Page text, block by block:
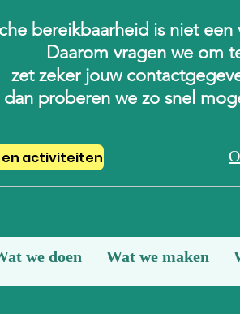
bereikbaarheid is niet
Daarom vragen we om
zet zeker jouw
dan proberen we zo snel
en activiteiten
we doen Wat we maken